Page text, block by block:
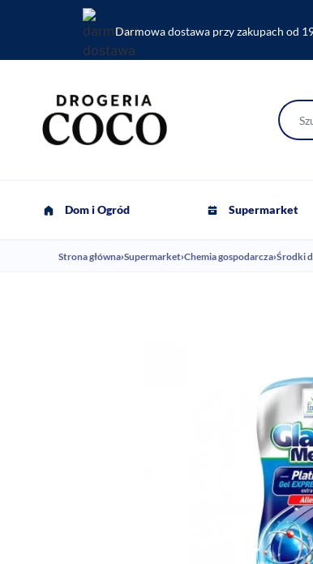
Darmowa dostawa przy zakupach od
Dom i Ogród Supermarket
Strona główna›Supermarket›Chemia gospodarcza›Środki